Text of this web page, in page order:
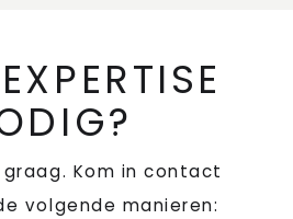
Kom in contact
volgende manieren: